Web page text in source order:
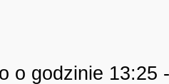
o godzinie 13:25